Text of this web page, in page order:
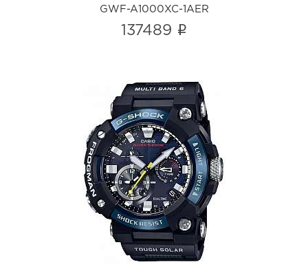
GWF-A1000XC-1AER
137489 i
G-shock
GWF-A1000C-1AER
i